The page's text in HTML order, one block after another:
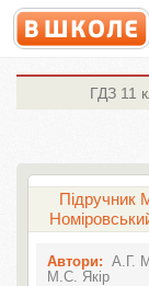
ГДЗ11
Підручник
Автори: А.Г.
М.С. Якір